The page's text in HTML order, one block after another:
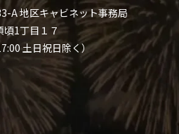
A 地区キャビネット事務局
1丁目１７
土日祝日除く）